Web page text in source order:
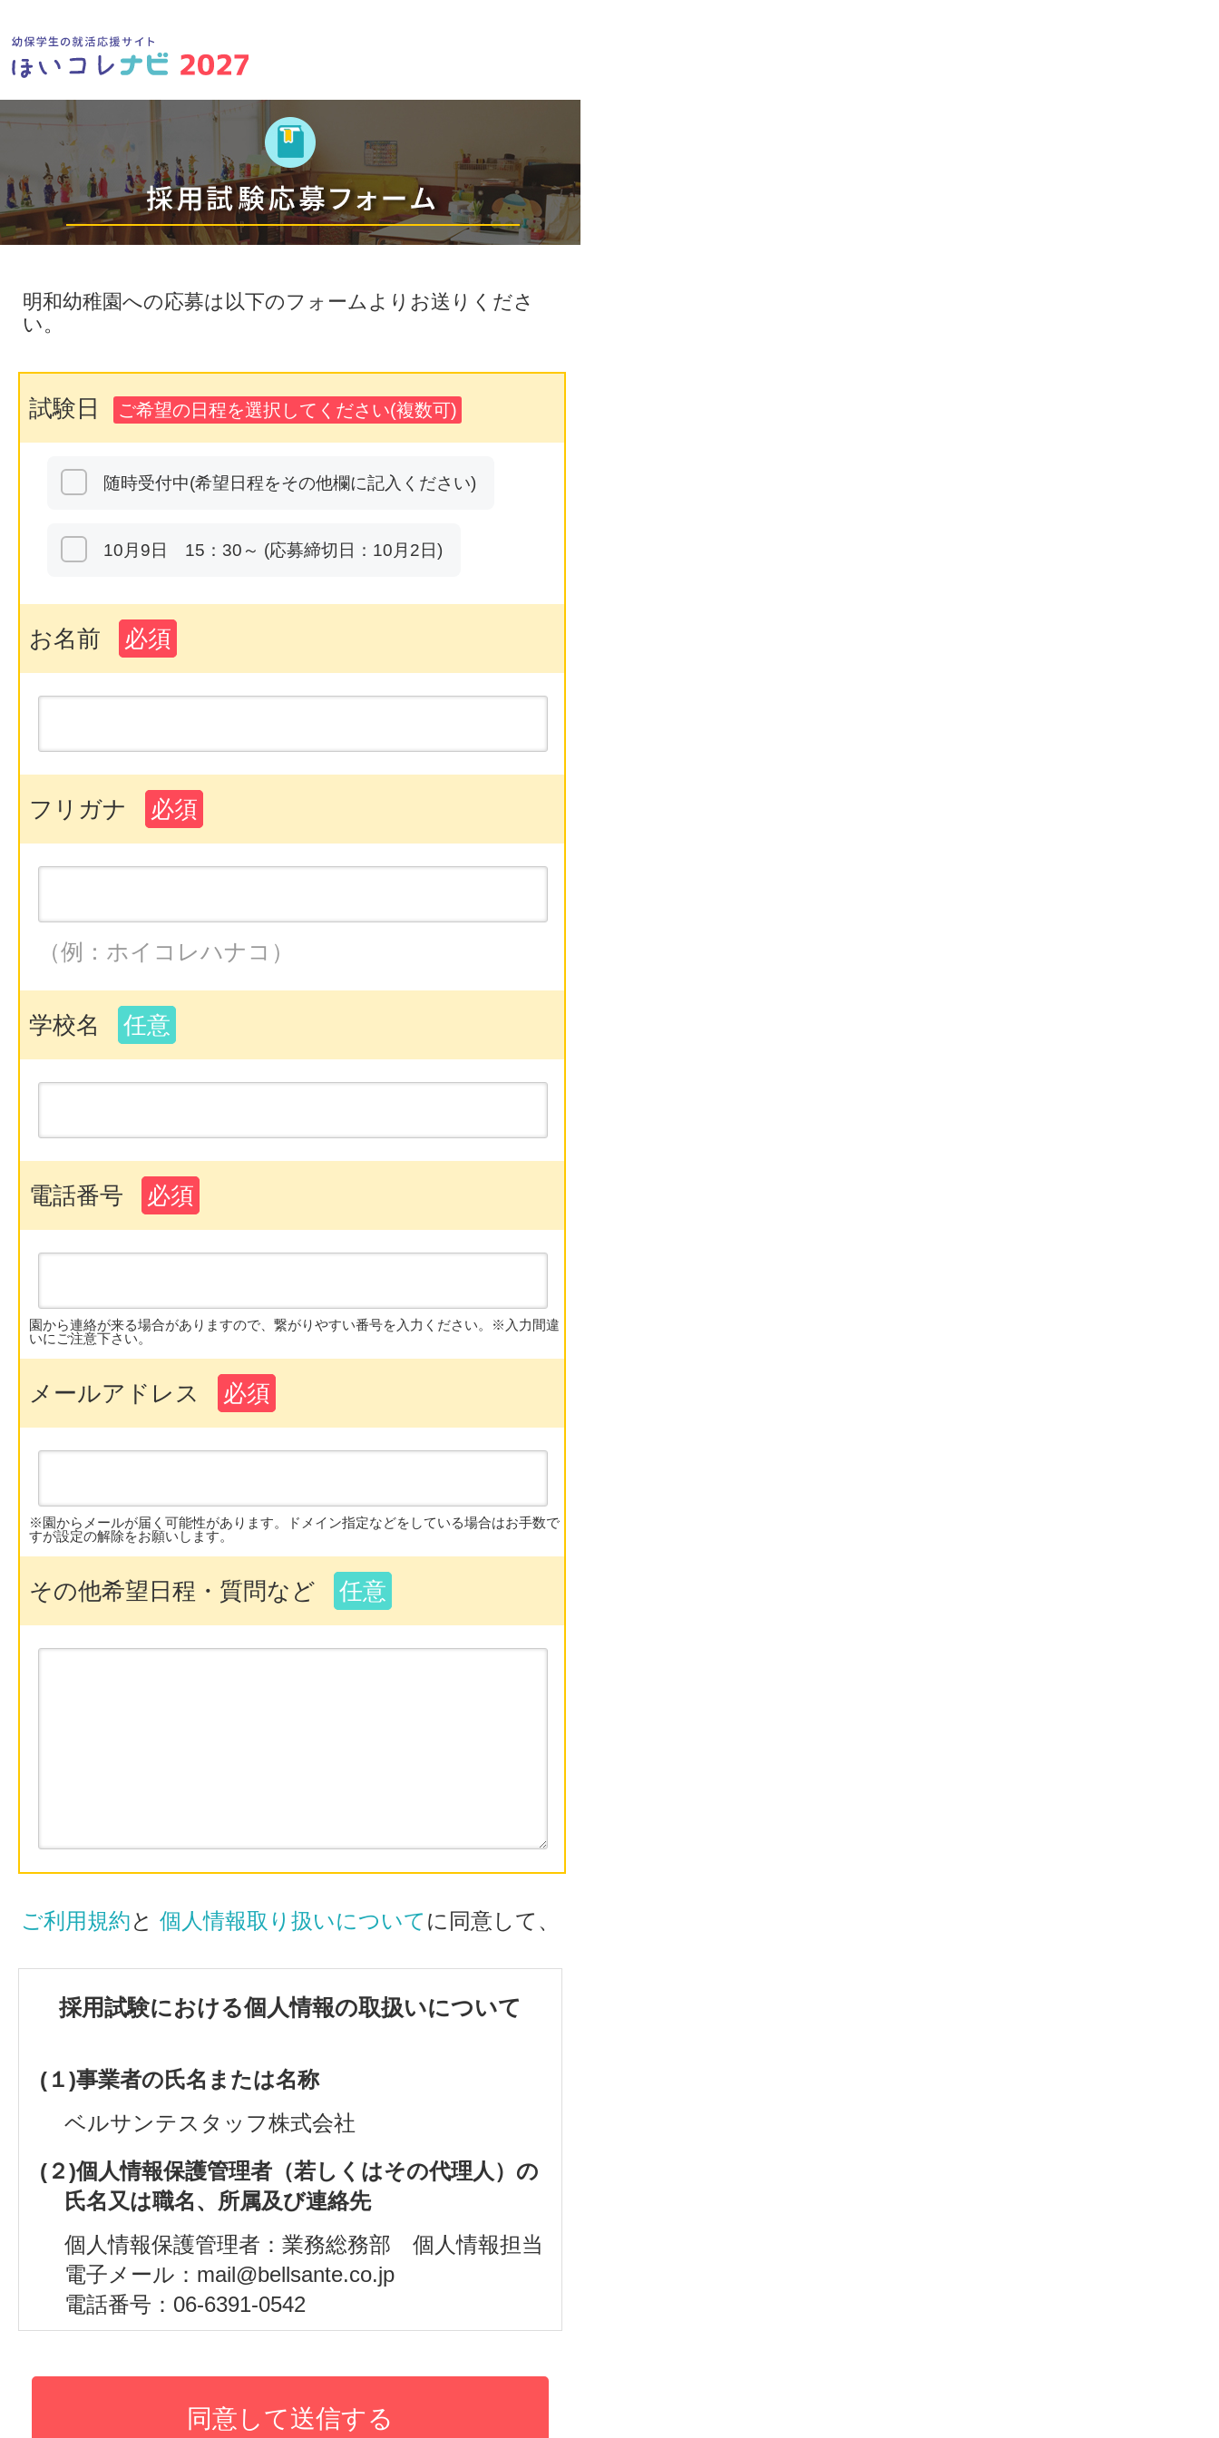
明和幼稚園への応募は以下のフォームよりお送りくださ
い。
試験日 ご希望の日程を選択してください(複数可)
随時受付中(希望日程をその他欄に記入ください)
10月9日 15：30～ (応募締切日：10月2日)
お名前 必須
フリガナ 必須
（例：ホイコレハナコ）
学校名 任意
電話番号 必須
園から連絡が来る場合がありますので、繋がりやすい番号を入力ください。※入力間違
いにご注意下さい。
メールアドレス 必須
※園からメールが届く可能性があります。ドメイン指定などをしている場合はお手数で
すが設定の解除をお願いします。
その他希望日程・質問など 任意
ご利用規約と 個人情報取り扱いについて に同意して、
採用試験における個人情報の取扱いについて
(１)事業者の氏名または名称
ベルサンテスタッフ株式会社
(２)個人情報保護管理者（若しくはその代理人）の
氏名又は職名、所属及び連絡先
個人情報保護管理者：業務総務部 個人情報担当
電子メール：mail@bellsante.co.jp
電話番号：06-6391-0542